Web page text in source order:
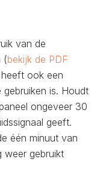
van de
(bekijk de PDF
ook een
is. Houdt
ongeveer 30
geeft.
één minuut van
weer gebruikt